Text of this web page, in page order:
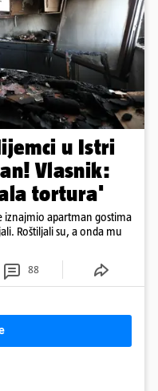
u Istri
Vlasnik:
tortura'
iznajmio apartman gostima
Roštiljali su, a onda mu
88